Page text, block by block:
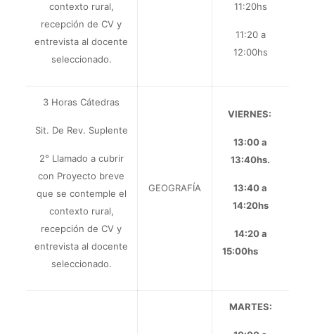
contexto rural,
recepción de CV y
entrevista al docente
seleccionado.
11:20hs
11:20 a
12:00hs
3 Horas Cátedras
Sit. De Rev. Suplente
2° Llamado a cubrir
con Proyecto breve
que se contemple el
contexto rural,
recepción de CV y
entrevista al docente
seleccionado.
GEOGRAFÍA
VIERNES:
13:00 a
13:40hs.
13:40 a
14:20hs
14:20 a
15:00hs
MARTES: